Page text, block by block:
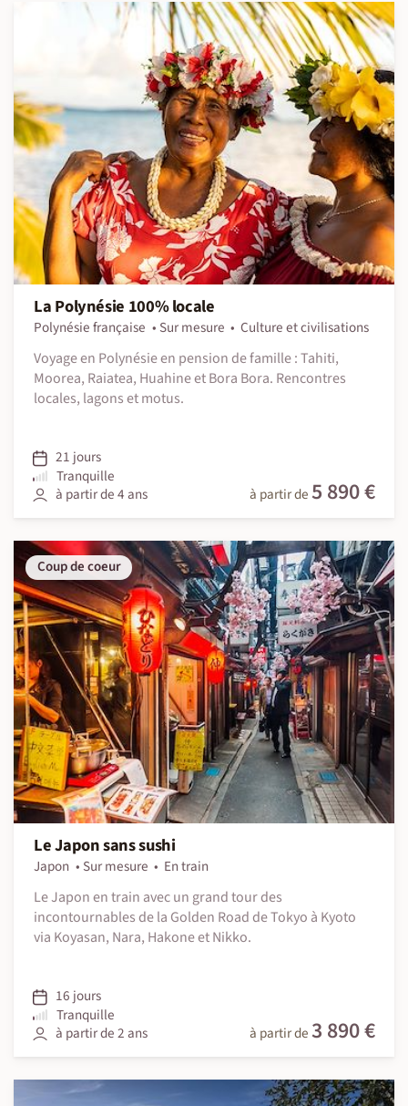
La Polynésie 100% locale
Polynésie française Sur mesure
Culture et civilisations
Voyage en Polynésie en pension de famille : Tahiti,
Moorea, Raiatea, Huahine et Bora Bora. Rencontres
locales, lagons et motus.
21 jours
Tranquille
à partir de 4 ans
à partir de 5 890 €
Coup de coeur
Le Japon sans sushi
Japon Sur mesure
En train
Le Japon en train avec un grand tour des
incontournables de la Golden Road de Tokyo à Kyoto
via Koyasan, Nara, Hakone et Nikko.
16 jours
Tranquille
à partir de 2 ans
à partir de 3 890 €